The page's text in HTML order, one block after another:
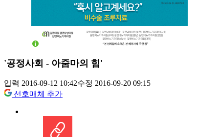
'공정사회 - 아줌마의 힘'
입력 2016-09-12 10:42수정 2016-09-20 09:15
선호매체 추가